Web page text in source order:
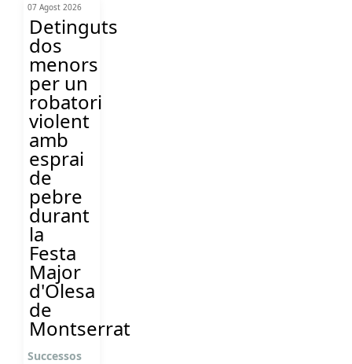
07 Agost 2026
Detinguts
dos
menors
per un
robatori
violent
amb
esprai
de
pebre
durant
la
Festa
Major
d'Olesa
de
Montserrat
Successos